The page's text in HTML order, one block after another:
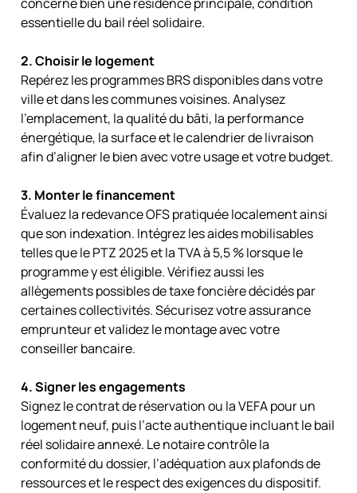
essentielle du bail réel solidaire.
2. Choisir le logement
Repérez les programmes BRS disponibles dans votre
ville et dans les communes voisines. Analysez
l’emplacement, la qualité du bâti, la performance
énergétique, la surface et le calendrier de livraison
afin d’aligner le bien avec votre usage et votre budget.
3. Monter le financement
Évaluez la redevance OFS pratiquée localement ainsi
que son indexation. Intégrez les aides mobilisables
telles que le PTZ 2025 et la TVA à 5,5 % lorsque le
programme y est éligible. Vérifiez aussi les
allègements possibles de taxe foncière décidés par
certaines collectivités. Sécurisez votre assurance
emprunteur et validez le montage avec votre
conseiller bancaire.
4. Signer les engagements
Signez le contrat de réservation ou la VEFA pour un
logement neuf, puis l’acte authentique incluant le bail
réel solidaire annexé. Le notaire contrôle la
conformité du dossier, l’adéquation aux plafonds de
ressources et le respect des exigences du dispositif.